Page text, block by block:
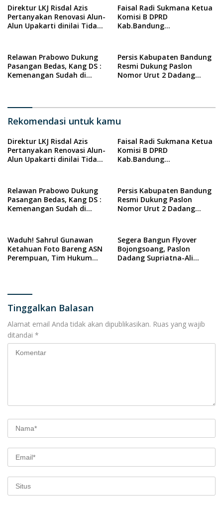
Direktur LKJ Risdal Azis
Pertanyakan Renovasi Alun-
Alun Upakarti dinilai Tidak
Faisal Radi Sukmana Ketua
Komisi B DPRD
Kab.Bandung
Jawab.
Relawan Prabowo Dukung
Pasangan Bedas, Kang DS :
Kemenangan Sudah di
Persis Kabupaten Bandung
Resmi Dukung Paslon
Nomor Urut 2 Dadang
Rekomendasi untuk kamu
Direktur LKJ Risdal Azis
Pertanyakan Renovasi Alun-
Alun Upakarti dinilai Tidak
Faisal Radi Sukmana Ketua
Komisi B DPRD
Kab.Bandung
Jawab.
Relawan Prabowo Dukung
Pasangan Bedas, Kang DS :
Kemenangan Sudah di
Persis Kabupaten Bandung
Resmi Dukung Paslon
Nomor Urut 2 Dadang
Waduh! Sahrul Gunawan
Ketahuan Foto Bareng ASN
Perempuan, Tim Hukum
Segera Bangun Flyover
Bojongsoang, Paslon
Dadang Supriatna-Ali
Tinggalkan Balasan
Alamat email Anda tidak akan dipublikasikan. Ruas yang wajib
ditandai *